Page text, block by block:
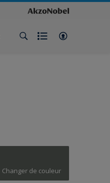
Changer de couleur